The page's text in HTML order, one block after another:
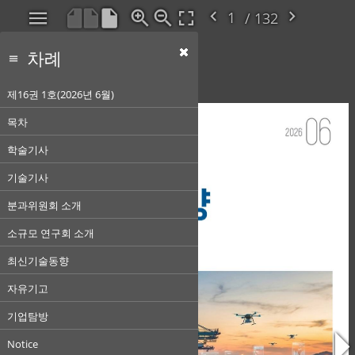
/ 132
차례
제16권 1호(2026년 6월)
목차
학술기사
기술기사
분과위원회 소개
소규모 연구회 소개
최신기술동향
자유기고
기업탐방
Notice